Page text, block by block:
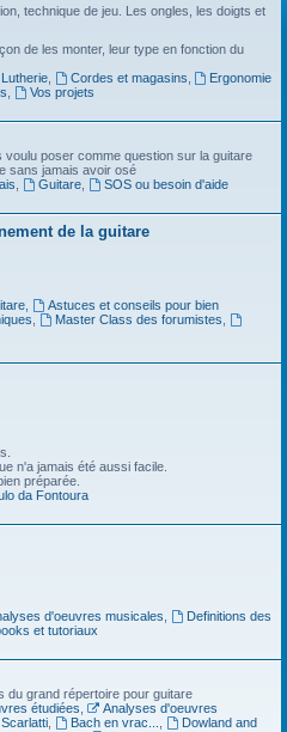
technique de jeu. Les ongles, les doigts et
de les monter, leur type en fonction du
Lutherie, Cordes et magasins
Ergonomie
Vos projets
poser comme question sur la guitare
sans jamais avoir osé
Guitare,
SOS ou besoin d'aide
de la guitare
,
Astuces et conseils pour bien
Master Class des forumistes
n'a jamais été aussi facile.
préparée.
da Fontoura
d'oeuvres musicales
Definitions des
et tutoriaux
du grand répertoire pour guitare
étudiées
Analyses d'oeuvres
, Bach en vrac...
Dowland and